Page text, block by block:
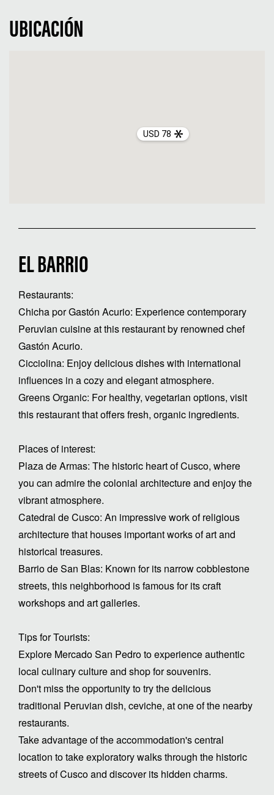
UBICACIÓN
USD 78
EL BARRIO
Restaurants:
Chicha por Gastón Acurio: Experience contemporary
Peruvian cuisine at this restaurant by renowned chef
Gastón Acurio.
Cicciolina: Enjoy delicious dishes with international
influences in a cozy and elegant atmosphere.
Greens Organic: For healthy, vegetarian options, visit
this restaurant that offers fresh, organic ingredients.
Places of interest:
Plaza de Armas: The historic heart of Cusco, where
you can admire the colonial architecture and enjoy the
vibrant atmosphere.
Catedral de Cusco: An impressive work of religious
architecture that houses important works of art and
historical treasures.
Barrio de San Blas: Known for its narrow cobblestone
streets, this neighborhood is famous for its craft
workshops and art galleries.
Tips for Tourists:
Explore Mercado San Pedro to experience authentic
local culinary culture and shop for souvenirs.
Don't miss the opportunity to try the delicious
traditional Peruvian dish, ceviche, at one of the nearby
restaurants.
Take advantage of the accommodation's central
location to take exploratory walks through the historic
streets of Cusco and discover its hidden charms.